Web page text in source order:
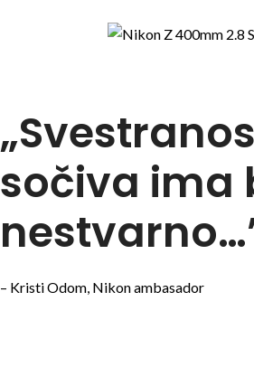
sočiva ima
– Kristi Odom, Nikon ambasador